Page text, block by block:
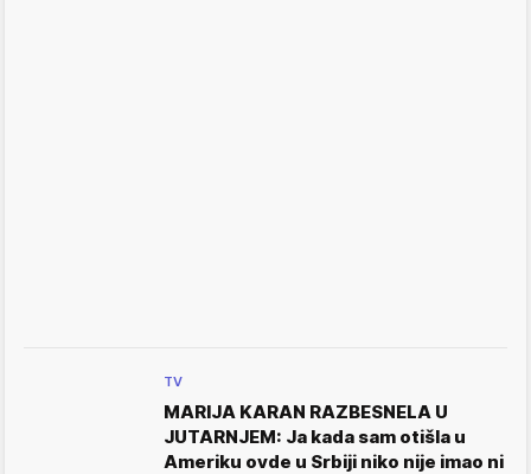
TV
MARIJA KARAN RAZBESNELA U
JUTARNJEM: Ja kada sam otišla u
Ameriku ovde u Srbiji niko nije imao ni